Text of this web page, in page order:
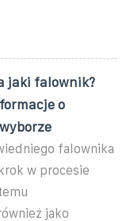
jaki falownik?
o
falownika
w procesie
jako